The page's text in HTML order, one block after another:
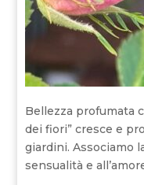
Bellezza profumata
dei fiori” cresce e
giardini. Associamo
sensualità e